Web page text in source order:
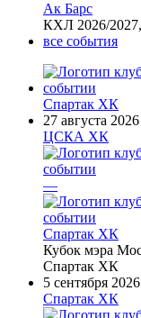
Ак Барс
КХЛ 2026/
все события
Спартак ХК
27 августа 2026
ЦСКА ХК
—
Спартак ХК
Кубок мэра
Спартак ХК
5 сентября 2026
Спартак ХК